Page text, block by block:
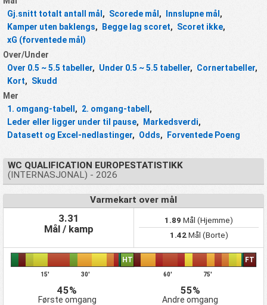
Gj.snitt totalt antall mål , Scorede mål , Innslupne mål ,
Kamper uten baklengs, Begge lag scoret, Scoret ikke,
xG (forventede mål)
Over/Under
Over 0.5 ~ 5.5 tabeller, Under 0.5 ~ 5.5 tabeller, Cornertabeller,
Kort, Skudd
Mer
1. omgang-tabell , 2. omgang-tabell ,
Leder eller ligger under til pause, Markedsverdi,
Datasett og Excel-nedlastinger, Odds, Forventede Poeng
WC QUALIFICATION EUROPESTATISTIKK
(INTERNASJONAL) - 2026
Varmekart over mål
3.31
Mål / kamp
1.89 Mål (Hjemme)
1.42Mål (Borte)
15' 30'
HT
60' 75'
FT
45%
Første omgang
55%
Andre omgang